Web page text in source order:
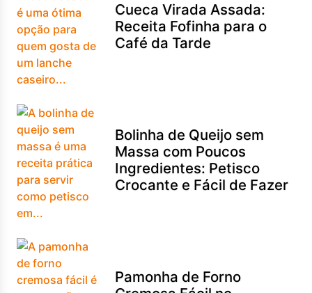
Cueca Virada Assada:
Receita Fofinha para o
Café da Tarde
Bolinha de Queijo sem
Massa com Poucos
Ingredientes: Petisco
Crocante e Fácil de Fazer
Pamonha de Forno